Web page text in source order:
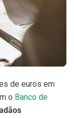
de euros em
o Banco de